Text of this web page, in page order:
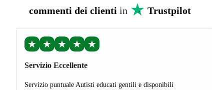
commenti dei clienti in Trustpilot
★ ★ ★ ★ ★
Servizio Eccellente
Servizio puntuale Autisti educati gentili e disponibili